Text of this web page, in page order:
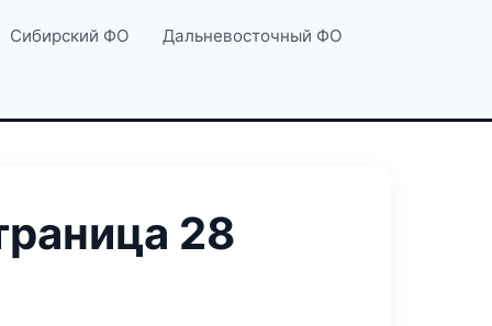
Сибирский ФО Дальневосточный ФО
28